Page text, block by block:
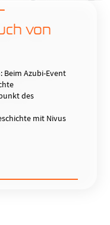
von
Beim Azubi-Event
des
mit Nivus